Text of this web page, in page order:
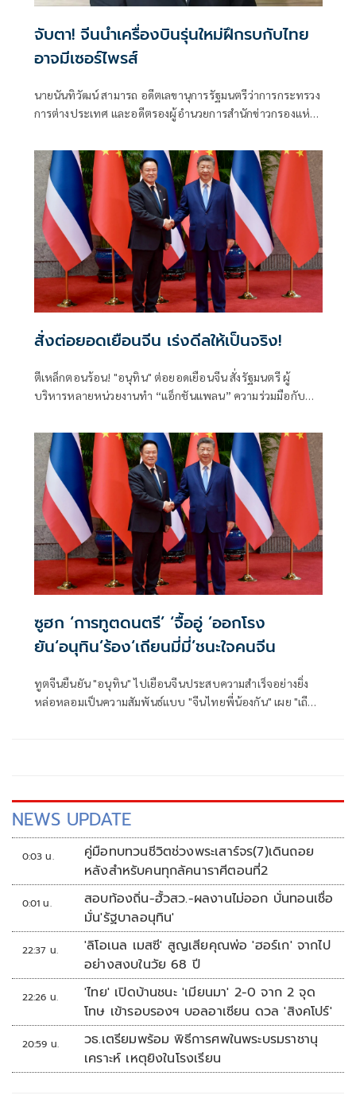
จับตา! จีนนำเครื่องบินรุ่นใหม่ฝึกรบกับไทย
อาจมีเซอร์ไพรส์
นายนันทิวัฒน์ สามารถ อดีตเลขานุการรัฐมนตรีว่าการกระทรวง
การต่างประเทศ และอดีตรองผู้อำนวยการสำนักข่าวกรองแห่ง
สั่งต่อยอดเยือนจีน เร่งดีลให้เป็นจริง!
ตีเหล็กตอนร้อน! "อนุทิน" ต่อยอดเยือนจีน สั่งรัฐมนตรี ผู้
บริหารหลายหน่วยงานทำ “แอ็กชันแพลน” ความร่วมมือกับ
การปราบปรามอาชญากรรมข้ามชาติ การท่องเที่ยว เทคโนโลยี
แห่งอนาคตทั้งเอไอและอีวี ชูวิศวกรการเมืองฝ่าวิกฤตโลกไร้
ระเบียบ ลุยปฏิรูปราชการ-สร้างคน ดันเศรษฐกิจกระจายตัว
ระดมพลังคนไทยยกกำลังประเทศ
ซูฮก ‘การทูตดนตรี’ ‘จื้ออู่ ’ออกโรง
ยัน‘อนุทิน’ร้อง‘เถียนมี่มี่’ชนะใจคนจีน
ทูตจีนยืนยัน "อนุทิน" ไปเยือนจีนประสบความสำเร็จอย่างยิ่ง
หล่อหลอมเป็นความสัมพันธ์แบบ "จีนไทยพี่น้องกัน" เผย "เถีย
NEWS UPDATE
0:03 น.
คู่มือทบทวนชีวิตช่วงพระเสาร์จร(7)เดินถอย
หลังสำหรับคนทุกลัคนาราศีตอนที่2
0:01 น.
สอบท้องถิ่น-ฮั้วสว.-ผลงานไม่ออก บั่นทอนเชื่อ
มั่น'รัฐบาลอนุทิน'
22:37 น.
'ลิโอเนล เมสซี' สูญเสียคุณพ่อ 'ฮอร์เก' จากไป
อย่างสงบในวัย 68 ปี
22:26 น.
'ไทย' เปิดบ้านชนะ 'เมียนมา' 2-0 จาก 2 จุด
โทษ เข้ารอบรองฯ บอลอาเซียน ดวล 'สิงคโปร์'
20:59 น.
วธ.เตรียมพร้อม พิธีการศพในพระบรมราชานุ
เคราะห์ เหตุยิงในโรงเรียน